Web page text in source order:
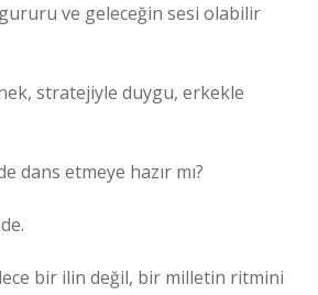
ve geleceğin sesi olabilir
stratejiyle duygu, erkekle
dans etmeye hazır mı?
bir ilin değil, bir milletin ritmini